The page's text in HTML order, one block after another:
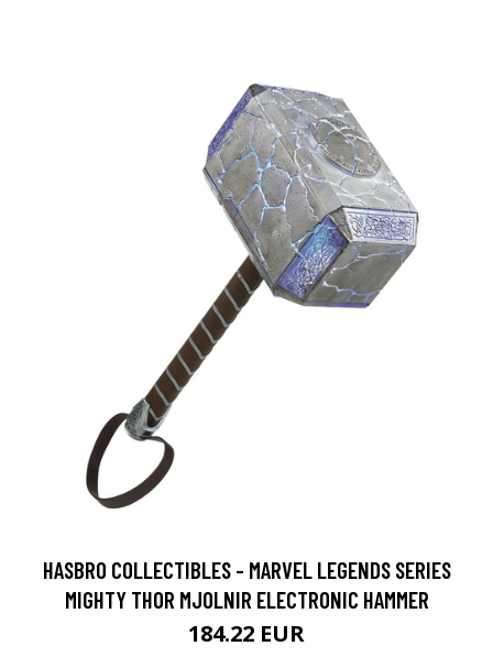
HASBRO COLLECTIBLES - MARVEL LEGENDS SERIES
MIGHTY THOR MJOLNIR ELECTRONIC HAMMER
184.22 EUR